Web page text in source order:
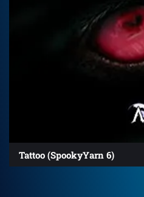
Tattoo (SpookyYarn 6)